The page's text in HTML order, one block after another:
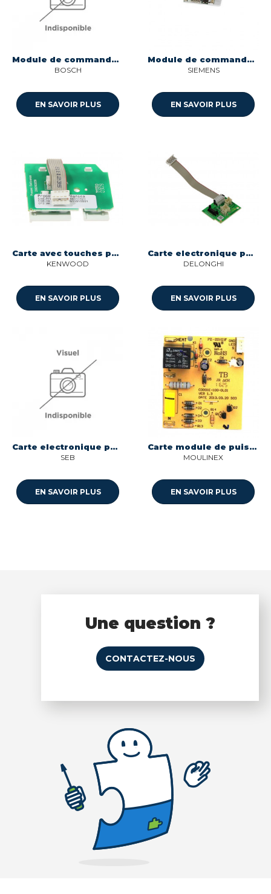
Module de commande programme pour machine a cafe Bosch 12016116
BOSCH
EN SAVOIR PLUS
Module de commande pour machine a cafe Siemens 00652577
SIEMENS
EN SAVOIR PLUS
Carte avec touches pour machine a cafe Nespresso 5513210201
KENWOOD
EN SAVOIR PLUS
Carte electronique pour machine a cafe Delonghi 5213223511
DELONGHI
EN SAVOIR PLUS
Carte electronique pour machine a cafe Wmf FS-1000050803
SEB
EN SAVOIR PLUS
Carte module de puissance pour cafetiere Moulinex SS-7235350743
MOULINEX
EN SAVOIR PLUS
Une question ?
CONTACTEZ-NOUS